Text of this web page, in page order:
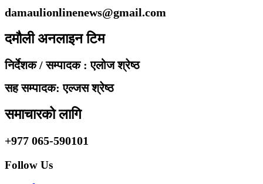
damaulionlinenews@gmail.com
दमौली अनलाइन टिम
निर्देशक / सम्पादक : एलोज श्रेष्ठ
सह सम्पादक: एल्जस श्रेष्ठ
समाचारको लागि
+977 065-590101
Follow Us